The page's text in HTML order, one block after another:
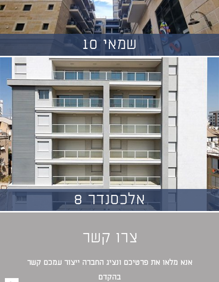
שמאי 10
אלכסנדר 8
צרו קשר
אנא מלאו את פרטיכם ונציג החברה ייצור עמכם קשר
בהקדם‎